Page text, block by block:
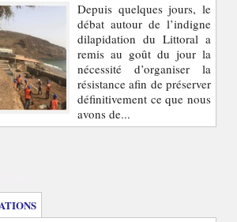
Depuis quelques jours, le
débat autour de l’indigne
dilapidation du Littoral a
remis au goût du jour la
nécessité d’organiser la
résistance afin de préserver
définitivement ce que nous
avons de...